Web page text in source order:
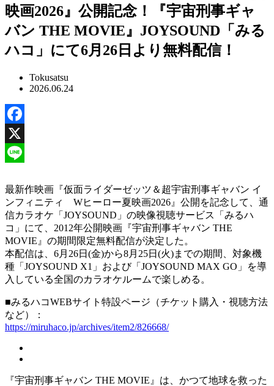
映画2026』公開記念！『宇宙刑事ギャ
バン THE MOVIE』JOYSOUND「みる
ハコ」にて6月26日より無料配信！
Tokusatsu
2026.06.24
Facebook
X
最新作映画『仮面ライダーゼッツ＆超宇宙刑事ギャバン イ
ンフィニティ Wヒーロー夏映画2026』公開を記念して、通
信カラオケ「JOYSOUND」の映像視聴サービス「みるハ
コ」にて、2012年公開映画『宇宙刑事ギャバン THE
MOVIE』の期間限定無料配信が決定した。
本配信は、6月26日(金)から8月25日(火)までの期間、対象機
種「JOYSOUND X1」および「JOYSOUND MAX GO」を導
入している全国のカラオケルームで楽しめる。
■みるハコWEBサイト特設ページ（チケット購入・視聴方法
など）：
https://miruhaco.jp/archives/item2/826668/
『宇宙刑事ギャバン THE MOVIE』は、かつて地球を救った